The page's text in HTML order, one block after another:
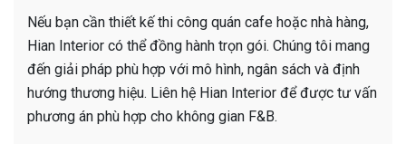
Nếu bạn cần thiết kế thi công quán cafe hoặc nhà hàng,
Hian Interior có thể đồng hành trọn gói. Chúng tôi mang
đến giải pháp phù hợp với mô hình, ngân sách và định
hướng thương hiệu. Liên hệ Hian Interior để được tư vấn
phương án phù hợp cho không gian F&B.